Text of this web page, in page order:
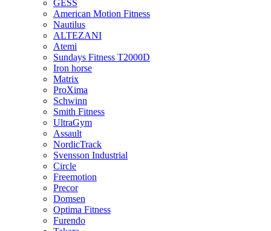
GESS
American Motion Fitness
Nautilus
ALTEZANI
Atemi
Sundays Fitness T2000D
Iron horse
Matrix
ProXima
Schwinn
Smith Fitness
UltraGym
Assault
NordicTrack
Svensson Industrial
Circle
Freemotion
Precor
Domsen
Optima Fitness
Furendo